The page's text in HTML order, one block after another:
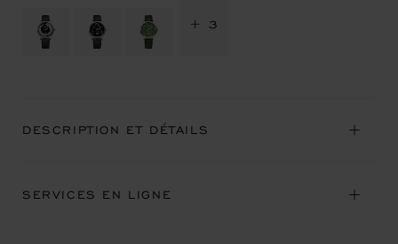
+ 3
DESCRIPTION ET DÉTAILS
SERVICES EN LIGNE